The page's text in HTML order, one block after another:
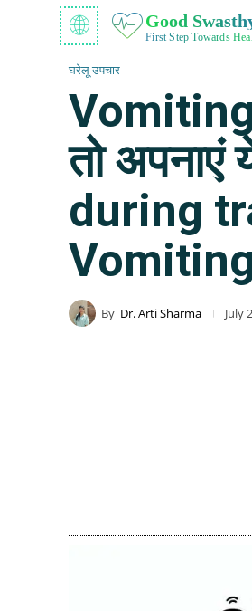
Good
First Step Towards
घरेलू उपचार
तो
during
By Dr. Arti Sharma July